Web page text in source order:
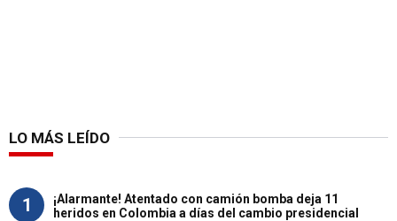
LO MÁS LEÍDO
1
¡Alarmante! Atentado con camión bomba deja 11
heridos en Colombia a días del cambio presidencial